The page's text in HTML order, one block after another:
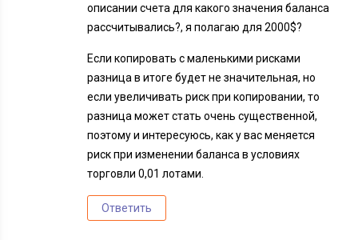
описании счета для какого значения баланса
рассчитывались?, я полагаю для 2000$?
Если копировать с маленькими рисками
разница в итоге будет не значительная, но
если увеличивать риск при копировании, то
разница может стать очень существенной,
поэтому и интересуюсь, как у вас меняется
риск при изменении баланса в условиях
торговли 0,01 лотами.
Ответить